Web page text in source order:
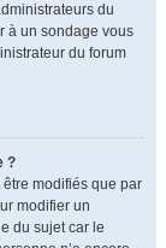
du
à un sondage vous
du forum
?
modifiés que par
modifier un
du sujet car le